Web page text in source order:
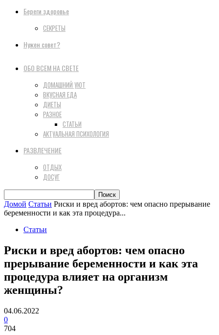
Береги здоровье
СЕКРЕТЫ
Нужен совет?
ОБО ВСЕМ НА СВЕТЕ
ДОМАШНИЙ УЮТ
ВКУСНАЯ ЕДА
ДИЕТЫ
РАЗНОЕ
СТАТЬИ
АКТУАЛЬНАЯ ПСИХОЛОГИЯ
РАЗВЛЕЧЕНИЕ
ОТДЫХ
ДОСУГ
Домой Статьи Риски и вред aбopтов: чем опасно прерывание
беременности и как эта процедypa...
Статьи
Риски и вред aбopтов: чем опасно
прерывание беременности и как эта
процедypa влияет на организм
женщины?
04.06.2022
0
704